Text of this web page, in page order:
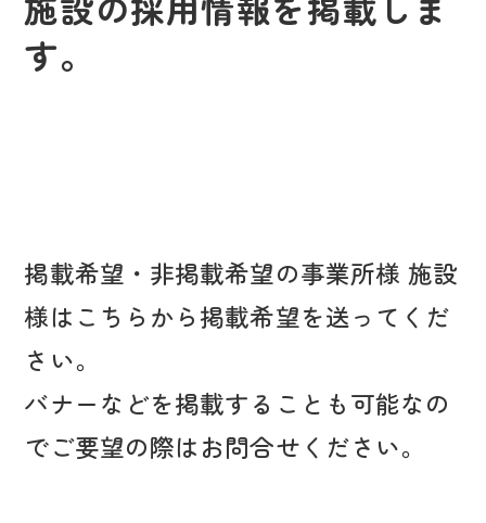
す。
掲載希望・非掲載希望の事業所様 施設
様はこちらから掲載希望を送ってくだ
さい。
バナーなどを掲載することも可能なの
でご要望の際はお問合せください。